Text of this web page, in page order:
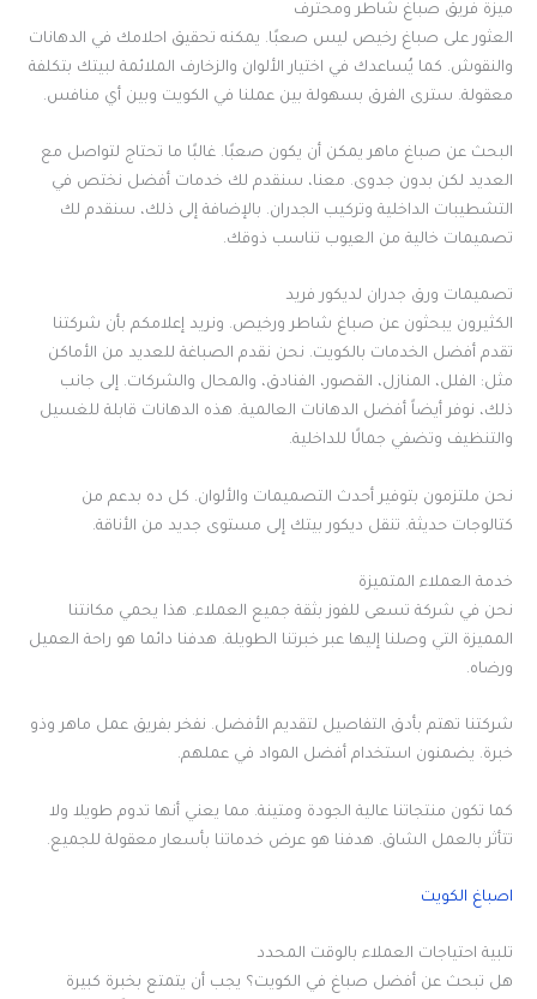
ميزة فريق صباغ شاطر ومحترف
العثور على صباغ رخيص ليس صعبًا. يمكنه تحقيق احلامك في الدهانات
والنقوش. كما يُساعدك في اختيار الألوان والزخارف الملائمة لبيتك بتكلفة
معقولة. سترى الفرق بسهولة بين عملنا في الكويت وبين أي منافس.
البحث عن صباغ ماهر يمكن أن يكون صعبًا. غالبًا ما تحتاج لتواصل مع
العديد لكن بدون جدوى. معنا، سنقدم لك خدمات أفضل نختص في
التشطيبات الداخلية وتركيب الجدران. بالإضافة إلى ذلك، سنقدم لك
تصميمات خالية من العيوب تناسب ذوقك.
تصميمات ورق جدران لديكور فريد
الكثيرون يبحثون عن صباغ شاطر ورخيص. ونريد إعلامكم بأن شركتنا
تقدم أفضل الخدمات بالكويت. نحن نقدم الصباغة للعديد من الأماكن
مثل: الفلل، المنازل، القصور، الفنادق، والمحال والشركات. إلى جانب
ذلك، نوفر أيضاً أفضل الدهانات العالمية. هذه الدهانات قابلة للغسيل
والتنظيف وتضفي جمالًا للداخلية.
نحن ملتزمون بتوفير أحدث التصميمات والألوان. كل ده بدعم من
كتالوجات حديثة. تنقل ديكور بيتك إلى مستوى جديد من الأناقة.
خدمة العملاء المتميزة
نحن في شركة تسعى للفوز بثقة جميع العملاء. هذا يحمي مكانتنا
المميزة التي وصلنا إليها عبر خبرتنا الطويلة. هدفنا دائما هو راحة العميل
ورضاه.
شركتنا تهتم بأدق التفاصيل لتقديم الأفضل. نفخر بفريق عمل ماهر وذو
خبرة. يضمنون استخدام أفضل المواد في عملهم.
كما تكون منتجاتنا عالية الجودة ومتينة. مما يعني أنها تدوم طويلا ولا
تتأثر بالعمل الشاق. هدفنا هو عرض خدماتنا بأسعار معقولة للجميع.
اصباغ الكويت
تلبية احتياجات العملاء بالوقت المحدد
هل تبحث عن أفضل صباغ في الكويت؟ يجب أن يتمتع بخبرة كبيرة